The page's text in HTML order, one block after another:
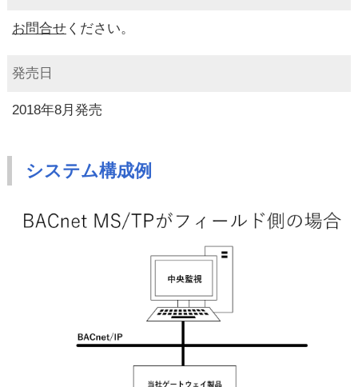
お問合せください。
発売日
2018年8月発売
システム構成例